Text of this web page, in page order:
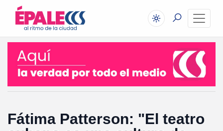
Fátima Patterson: "El teatro